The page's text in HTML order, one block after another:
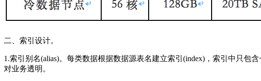
二、索引设计。
1.索引别名(alias)。每类数据根据数据源表名建立索引(index)，索引中只包
对业务透明。